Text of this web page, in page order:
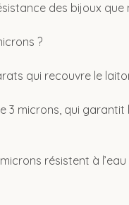
des bijoux
?
qui recouvre le
3 microns, qui
résistent à